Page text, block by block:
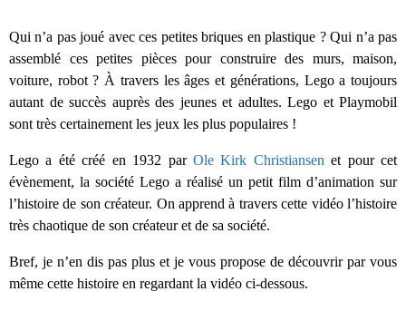
Qui n’a pas joué avec ces petites briques en plastique ? Qui n’a pas
assemblé ces petites pièces pour construire des murs, maison,
voiture, robot ? À travers les âges et générations, Lego a toujours
autant de succès auprès des jeunes et adultes. Lego et Playmobil
sont très certainement les jeux les plus populaires !
Lego a été créé en 1932 par Ole Kirk Christiansenet pour cet
évènement, la société Lego a réalisé un petit film d’animation sur
l’histoire de son créateur. On apprend à travers cette vidéo l’histoire
très chaotique de son créateur et de sa société.
Bref, je n’en dis pas plus et je vous propose de découvrir par vous
même cette histoire en regardant la vidéo ci-dessous.